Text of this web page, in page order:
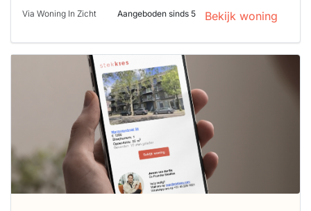
Via Woning In Zicht Aangeboden sinds 5 Bekijk woning